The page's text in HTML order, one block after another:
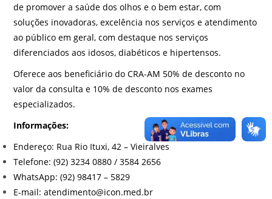
de promover a saúde dos olhos e o bem estar, com
soluções inovadoras, excelência nos serviços e atendimento
ao público em geral, com destaque nos serviços
diferenciados aos idosos, diabéticos e hipertensos.
Oferece aos beneficiário do CRA-AM 50% de desconto no
valor da consulta e 10% de desconto nos exames
especializados.
Informações:
Endereço: Rua Rio Ituxi, 42 – Vieiralves
Telefone: (92) 3234 0880 / 3584 2656
WhatsApp: (92) 98417 – 5829
E-mail: atendimento@icon.med.br